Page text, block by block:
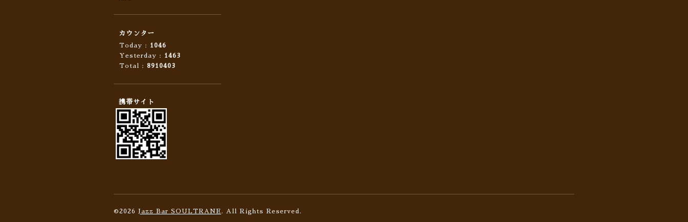
カウンター
Today : 1046
Yesterday : 1463
Total : 8910403
携帯サイト
©2026 Jazz Bar SOULTRANE . All Rights Reserved.